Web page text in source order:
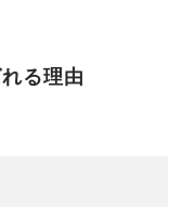
る理由